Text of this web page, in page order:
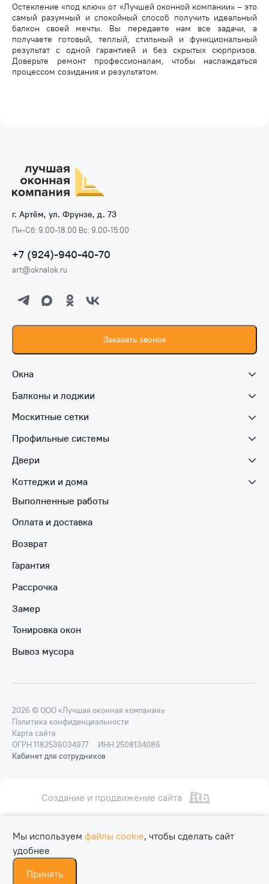
Остекление «под ключ» от «Лучшей оконной компании» – это
самый разумный и спокойный способ получить идеальный
балкон своей мечты. Вы передаете нам все задачи, а
получаете готовый, теплый, стильный и функциональный
результат с одной гарантией и без скрытых сюрпризов.
Доверьте ремонт профессионалам, чтобы наслаждаться
процессом созидания и результатом.
г. Артём, ул. Фрунзе, д. 73
Пн-Сб: 9.00-18.00 Вс: 9.00-15:00
+7 (924)-940-40-70
art@oknalok.ru
Заказать звонок
Окна
Балконы и лоджии
Москитные сетки
Профильные системы
Двери
Коттеджи и дома
Выполненные работы
Оплата и доставка
Возврат
Гарантия
Рассрочка
Замер
Тонировка окон
Вывоз мусора
2026 © ООО «Лучшая оконная компания»
Политика конфиденциальности
Карта сайта
ОГРН 1182536034977
ИНН 2508134086
Кабинет для сотрудников
Создание и продвижение сайта
Мы используем файлы cookie, чтобы сделать сайт
удобнее
Принять